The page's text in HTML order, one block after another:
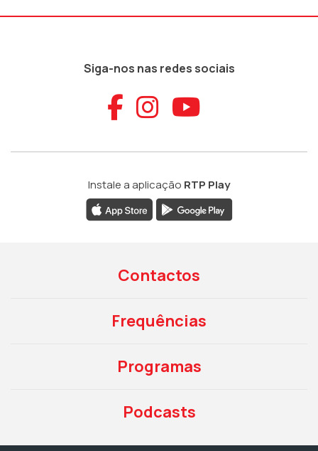
Siga-nos nas redes sociais
Aceder ao
Aceder ao
Aceder
Instale a aplicação RTP Play
Contactos
Frequências
Programas
Podcasts